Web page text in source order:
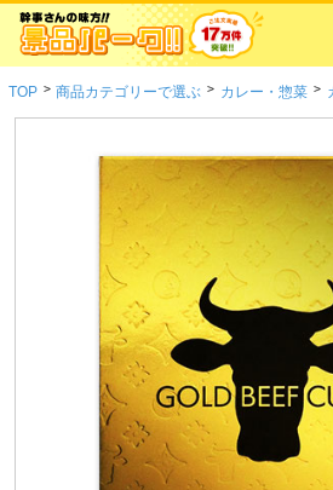
TOP > 商品カテゴリーで選ぶ > カレー・惣菜 >